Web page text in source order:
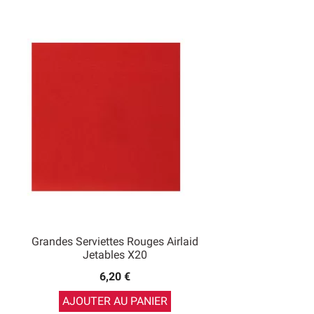
Grandes Serviettes Rouges Airlaid
Jetables X20
6,20 €
AJOUTER AU PANIER